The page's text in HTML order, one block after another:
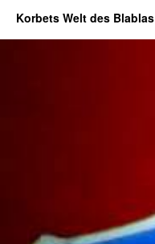
Korbets Welt des Blablas